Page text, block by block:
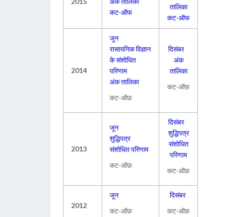
कट-ऑफ
तालिका
कट-ऑफ
2014
जून
रासायनिक विज्ञान
के संशोधित
परिणाम
अंक तालिका
कट-ऑफ़
दिसंबर
अंक
तालिका
कट-ऑफ़
2013
जून
शुद्धिपत्र
संशोधित परिणाम
कट-ऑफ़
दिसंबर
शुद्धिपत्र
संशोधित
परिणाम
कट-ऑफ़
2012
जून
कट-ऑफ़
दिसंबर
कट-ऑफ़